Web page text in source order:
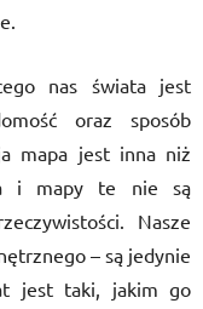
nas świata jest
oraz sposób
mapa jest inna niż
i mapy te nie są
Nasze
– są jedynie
jest taki, jakim go